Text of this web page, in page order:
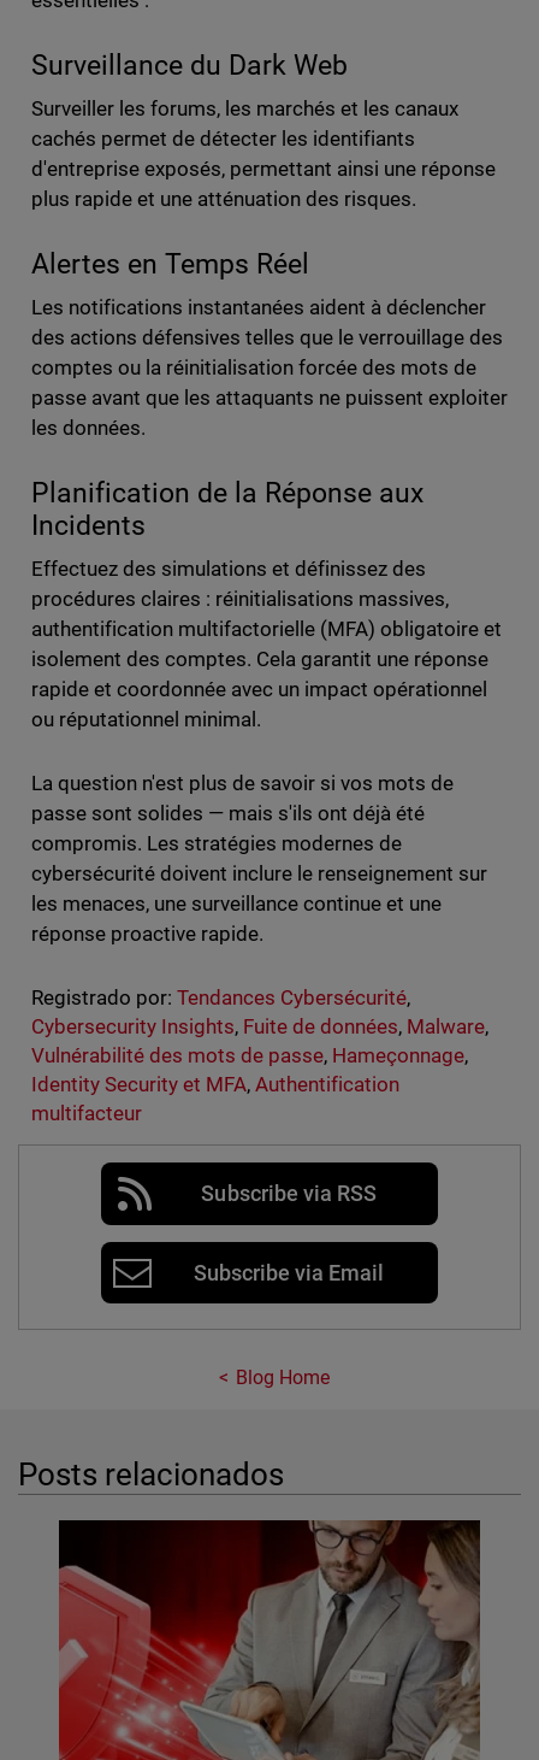
Surveillance du Dark Web
Surveiller les forums, les marchés et les canaux
cachés permet de détecter les identifiants
d'entreprise exposés, permettant ainsi une réponse
plus rapide et une atténuation des risques.
Alertes en Temps Réel
Les notifications instantanées aident à déclencher
des actions défensives telles que le verrouillage des
comptes ou la réinitialisation forcée des mots de
passe avant que les attaquants ne puissent exploiter
les données.
Planification de la Réponse aux
Incidents
Effectuez des simulations et définissez des
procédures claires : réinitialisations massives,
authentification multifactorielle (MFA) obligatoire et
isolement des comptes. Cela garantit une réponse
rapide et coordonnée avec un impact opérationnel
ou réputationnel minimal.
La question n'est plus de savoir si vos mots de
passe sont solides — mais s'ils ont déjà été
compromis. Les stratégies modernes de
cybersécurité doivent inclure le renseignement sur
les menaces, une surveillance continue et une
réponse proactive rapide.
Registrado por: Tendances Cybersécurité,
Cybersecurity Insights, Fuite de données, Malware,
Vulnérabilité des mots de passe, Hameçonnage,
Identity Security et MFA, Authentification
multifacteur
Subscribe via RSS
Subscribe via Email
Blog Home
Posts relacionados